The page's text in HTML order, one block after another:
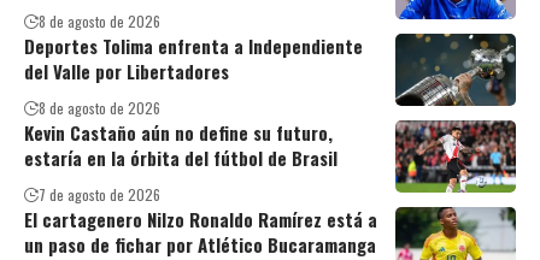
8 de agosto de 2026
Deportes Tolima enfrenta a Independiente
del Valle por Libertadores
8 de agosto de 2026
Kevin Castaño aún no define su futuro,
estaría en la órbita del fútbol de Brasil
7 de agosto de 2026
El cartagenero Nilzo Ronaldo Ramírez está a
un paso de fichar por Atlético Bucaramanga